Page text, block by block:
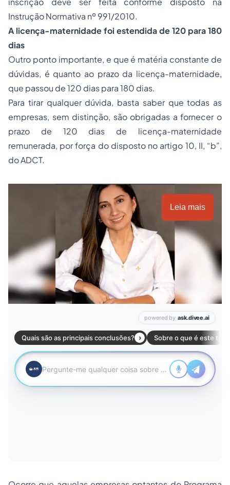
Instrução Normativa nº 991/2010.
A licença-maternidade foi estendida de 120 para 180
dias
Outro ponto importante, e que é matéria constante de
dúvidas, é quanto ao prazo da licença-maternidade,
que passou de 120 dias para 180 dias.
Para tirar qualquer dúvida, basta saber que todas as
empresas, sem distinção, são obrigadas a fornecer o
prazo de 120 dias de licença-maternidade
remunerada, por força do disposto no artigo 10, II, “b”,
do ADCT.
Leia mais